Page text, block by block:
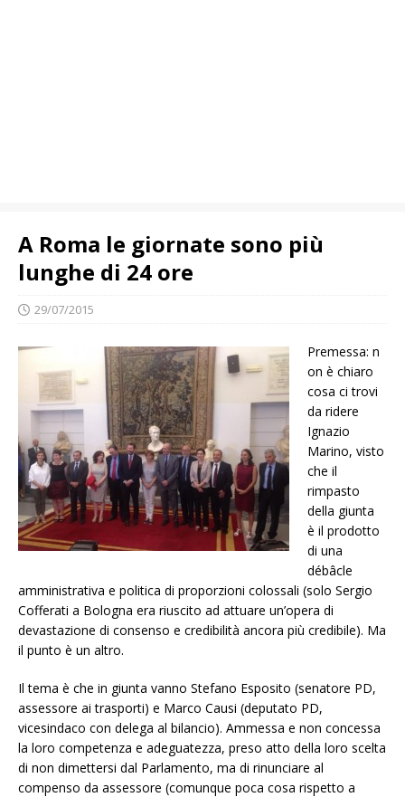
A Roma le giornate sono più
lunghe di 24 ore
29/07/2015
Premessa: n
on è chiaro
cosa ci trovi
da ridere
Ignazio
Marino, visto
che il
rimpasto
della giunta
è il prodotto
di una
débâcle
amministrativa e politica di proporzioni colossali (solo Sergio
Cofferati a Bologna era riuscito ad attuare un’opera di
devastazione di consenso e credibilità ancora più credibile). Ma
il punto è un altro.
Il tema è che in giunta vanno Stefano Esposito (senatore PD,
assessore ai trasporti) e Marco Causi (deputato PD,
vicesindaco con delega al bilancio). Ammessa e non concessa
la loro competenza e adeguatezza, preso atto della loro scelta
di non dimettersi dal Parlamento, ma di rinunciare al
compenso da assessore (comunque poca cosa rispetto a